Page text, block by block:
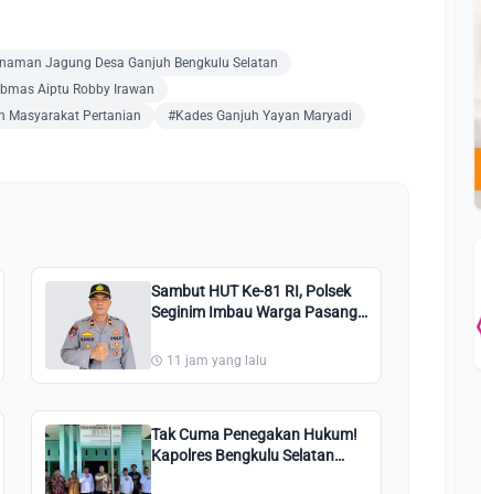
Jagung Desa Ganjuh Bengkulu Selatan
Aiptu Robby Irawan
Masyarakat Pertanian #Kades Ganjuh Yayan Maryadi
Sambut HUT Ke-81 RI, Polsek
Seginim Imbau Warga Pasang
11 jam yang lalu
Tak Cuma Penegakan Hukum!
Kapolres Bengkulu Selatan